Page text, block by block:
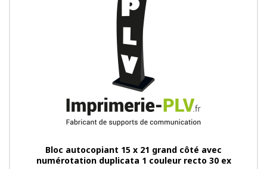
Bloc autocopiant 15 x 21 grand côté avec
numérotation duplicata 1 couleur recto 30 ex